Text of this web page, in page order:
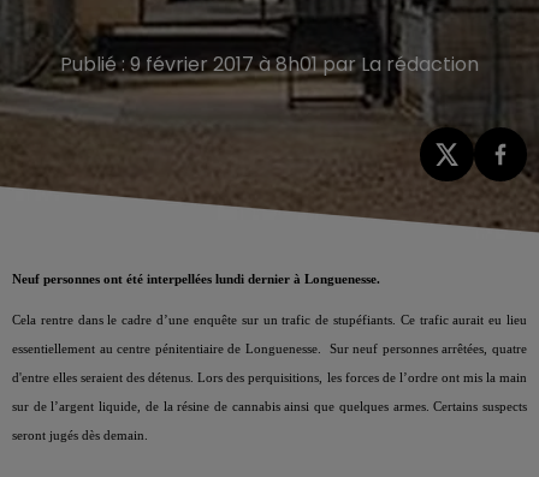
Publié : 9 février 2017 à 8h01 par La rédaction
Neuf personnes ont été interpellées lundi dernier à Longuenesse.
Cela rentre dans le cadre d’une enquête sur un trafic de stupéfiants. Ce trafic aurait eu lieu
essentiellement au centre pénitentiaire de Longuenesse. Sur neuf personnes arrêtées, quatre
d'entre elles seraient des détenus. Lors des perquisitions, les forces de l’ordre ont mis la main
sur de l’argent liquide, de la résine de cannabis ainsi que quelques armes. Certains suspects
seront jugés dès demain.